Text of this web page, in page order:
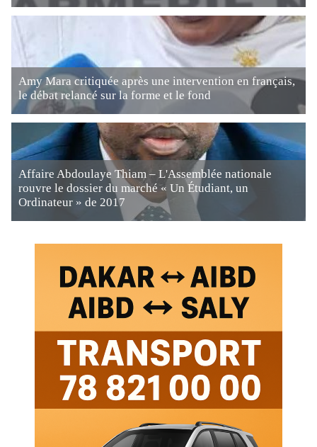
Amy Mara critiquée après une intervention en français,
le débat relancé sur la forme et le fond
Affaire Abdoulaye Thiam – L'Assemblée nationale
rouvre le dossier du marché « Un Étudiant, un
Ordinateur » de 2017